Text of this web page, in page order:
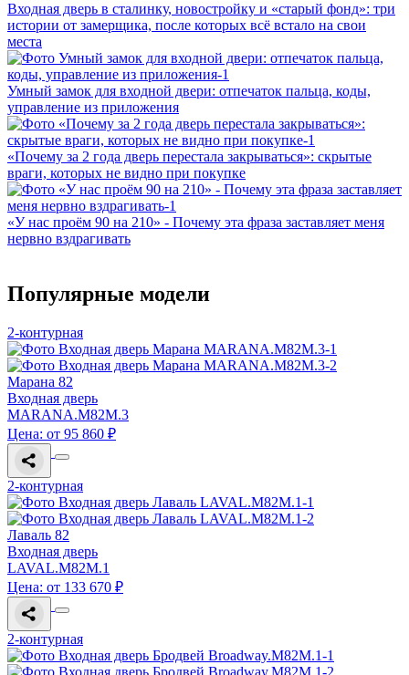
Входная дверь в сталинку, новостройку и «старый фонд»: три
истории от замерщика, после которых всё встало на свои
места
Умный замок для входной двери: отпечаток пальца, коды,
управление из приложения
«Почему за 2 года дверь перестала закрываться»: скрытые
враги, которых не видно при покупке
«У нас проём 90 на 210» - Почему эта фраза заставляет меня
нервно вздрагивать
Популярные модели
2-контурная
Марана 82
Входная дверь
MARANA.M82M.3
Цена: от 95 860 ₽
2-контурная
Лаваль 82
Входная дверь
LAVAL.M82M.1
Цена: от 133 670 ₽
2-контурная